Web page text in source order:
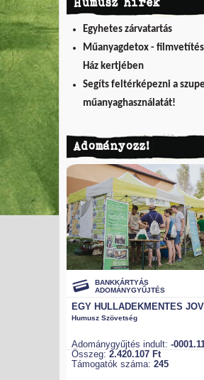
Egyhetes zárvatartás
Műanyagdetox - filmvetítés
Ház kertjében
Segíts feltérképezni a
műanyaghasználatát!
Adományozz!